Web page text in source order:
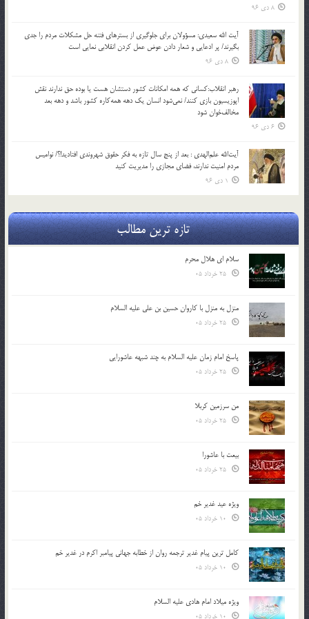
8 دی 96
آیت الله سعیدی: مسؤولان برای جلوگیری از بسترهای فتنه حل مشکلات مردم را جدی
بگیرند/ پر ادعایی و شعار دادن عوض عمل کردن انقلابی نمایی است
8 دی 96
رهبر انقلاب:کسانی که همه امکانات کشور دستشان هست یا بوده حق ندارند نقش
اپوزیسیون بازی کنند/ نمی‌شود انسان یک‌ دهه همه‌کاره کشور باشد و دهه بعد
مخالف‌خوان شود
6 دی 96
آیت‌الله علم‌الهدی : بعد از پنج سال تازه به فکر حقوق شهروندی افتادید!؟/ نوامیس
مردم امنیت ندارند، فضای مجازی را مدیریت کنید
1 دی 96
تازه ترین مطالب
سلام ای هلال محرم
منزل به منزل با کاروان حسین بن علی علیه السلام
پاسخ امام زمان علیه السلام به چند شبهه عاشورایی
من سرزمین کربلا
بیعت با عاشورا
ویژه عید غدیر خم
کامل ترین پیام غدیر ترجمه روان از خطابه جهانی پیامبر اکرم در غدیر خم
ویژه میلاد امام هادی علیه السلام